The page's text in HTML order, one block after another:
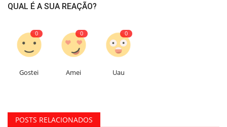
QUAL É A SUA REAÇÃO?
0
Gostei
0
Amei
0
Uau
POSTS RELACIONADOS